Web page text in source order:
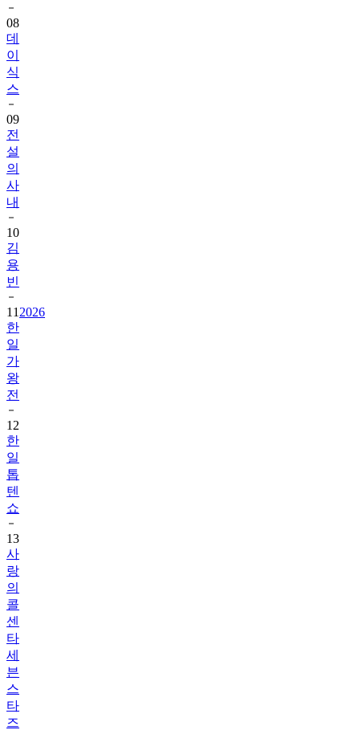
08
데
이
식
스
09
전
설
의
사
내
10
김
용
빈
11 2026
한
일
가
왕
전
12
한
일
톱
텐
쇼
13
사
랑
의
콜
센
타
세
븐
스
타
즈